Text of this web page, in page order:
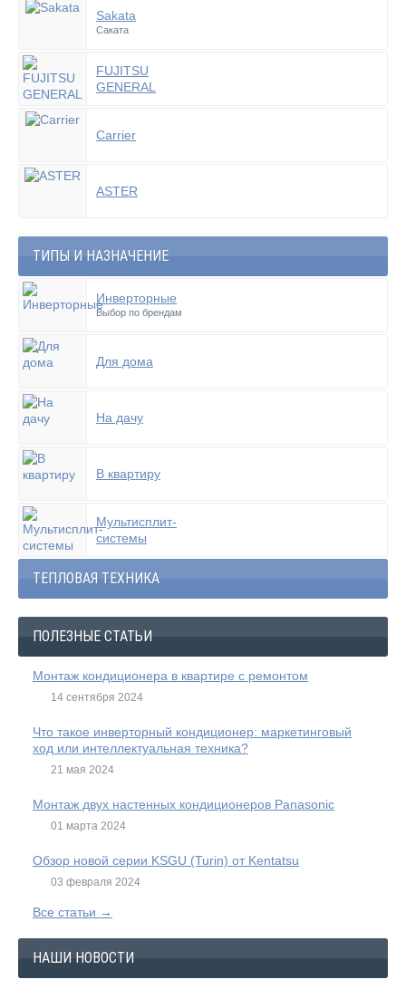
Sakata
Саката
FUJITSU
GENERAL
Carrier
ASTER
ТИПЫ И НАЗНАЧЕНИЕ
Инверторные
Выбор по брендам
Для дома
На дачу
В квартиру
Мультисплит-
системы
ТЕПЛОВАЯ ТЕХНИКА
ПОЛЕЗНЫЕ СТАТЬИ
Монтаж кондиционера в квартире с ремонтом
14 сентября 2024
Что такое инверторный кондиционер: маркетинговый
ход или интеллектуальная техника?
21 мая 2024
Монтаж двух настенных кондиционеров Panasonic
01 марта 2024
Обзор новой серии KSGU (Turin) от Kentatsu
03 февраля 2024
Все статьи →
НАШИ НОВОСТИ